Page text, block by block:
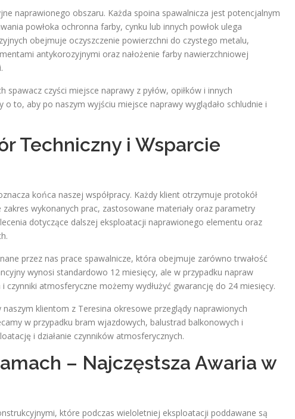
naprawionego obszaru. Każda spoina spawalnicza jest potencjalnym
powłoka ochronna farby, cynku lub innych powłok ulega
obejmuje oczyszczenie powierzchni do czystego metalu,
antykorozyjnymi oraz nałożenie farby nawierzchniowej
czyści miejsce naprawy z pyłów, opiłków i innych
o to, aby po naszym wyjściu miejsce naprawy wyglądało schludnie i
Techniczny i Wsparcie
końca naszej współpracy. Każdy klient otrzymuje protokół
wykonanych prac, zastosowane materiały oraz parametry
dotyczące dalszej eksploatacji naprawionego elementu oraz
przez nas prace spawalnicze, która obejmuje zarówno trwałość
wynosi standardowo 12 miesięcy, ale w przypadku napraw
atmosferyczne możemy wydłużyć gwarancję do 24 miesięcy.
klientom z Teresina okresowe przeglądy naprawionych
w przypadku bram wjazdowych, balustrad balkonowych i
i działanie czynników atmosferycznych.
– Najczęstsza Awaria w
które podczas wieloletniej eksploatacji poddawane są